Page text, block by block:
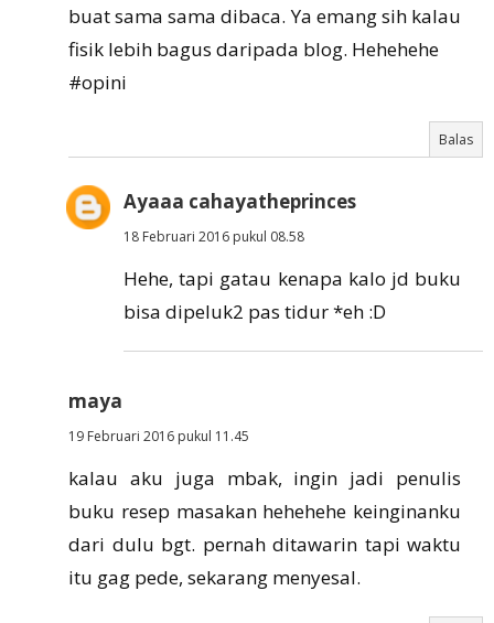
buat sama sama dibaca. Ya emang sih kalau
fisik lebih bagus daripada blog. Hehehehe
#opini
Balas
Ayaaa cahayatheprinces
18 Februari 2016 pukul 08.58
Hehe, tapi gatau kenapa kalo jd buku
bisa dipeluk2 pas tidur *eh :D
maya
19 Februari 2016 pukul 11.45
kalau aku juga mbak, ingin jadi penulis
buku resep masakan hehehehe keinginanku
dari dulu bgt. pernah ditawarin tapi waktu
itu gag pede, sekarang menyesal.